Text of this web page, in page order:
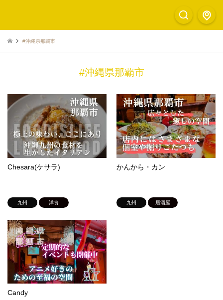
#沖縄県那覇市
#沖縄県那覇市
Chesara(ケサラ)
九州 洋食
かんから・カン
九州 居酒屋
Candy